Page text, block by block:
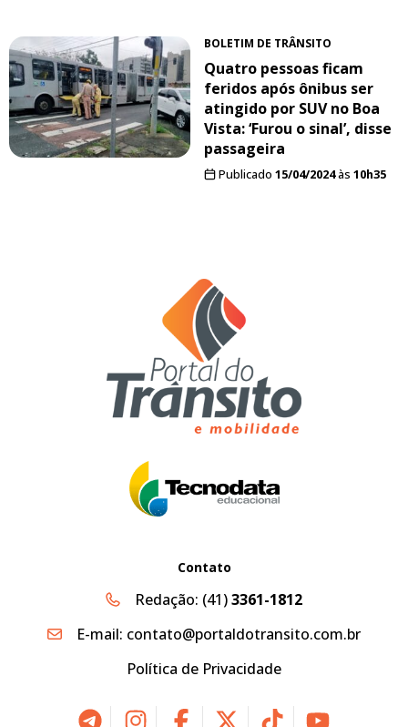
BOLETIM DE TRÂNSITO
Quatro pessoas ficam
feridos após ônibus ser
atingido por SUV no Boa
Vista: ‘Furou o sinal’, disse
passageira
Publicado 15/04/2024às 10h35
Contato
Redação: (41)3361-1812
E-mail: contato@portaldotransito.com.br
Política de Privacidade